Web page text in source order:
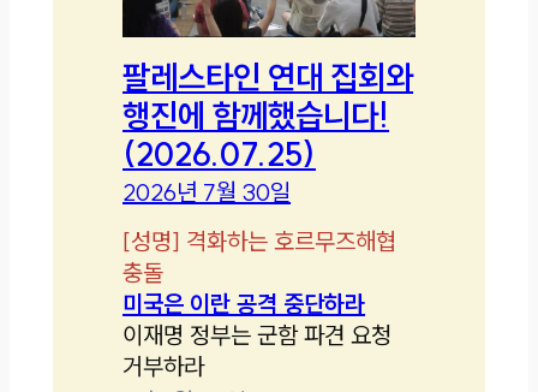
팔레스타인 연대 집회와
행진에 함께했습니다!
(2026.07.25)
2026년 7월 30일
[성명] 격화하는 호르무즈해협
충돌
미국은 이란 공격 중단하라
이재명 정부는 군함 파견 요청
거부하라